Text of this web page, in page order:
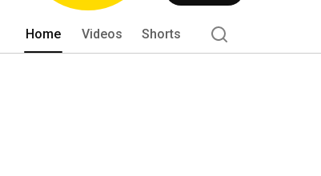
Home Videos Shorts